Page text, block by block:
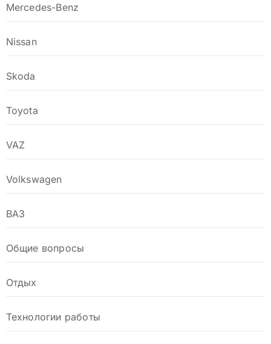
Mercedes-Benz
Nissan
Skoda
Toyota
VAZ
Volkswagen
ВАЗ
Общие вопросы
Отдых
Технологии работы